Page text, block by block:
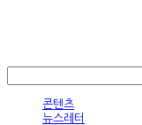
콘텐츠
뉴스레터